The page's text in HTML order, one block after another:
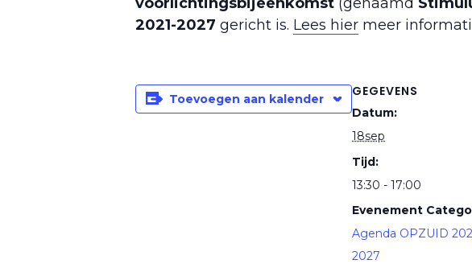
2021-2027 gericht is. Lees hier meer
Toevoegen aan kalender GEGEVENS
Datum:
18sep
Tijd:
13:30 - 17:00
Evenement
Agenda OPZUID
2027